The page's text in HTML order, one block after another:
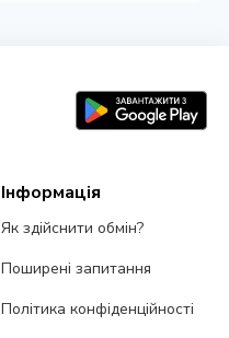
Інформація
Як здійснити обмін?
Поширені запитання
Політика конфіденційності